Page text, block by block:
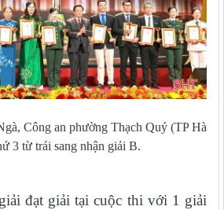
Công an phường Thạch Quý (TP Hà
3 từ trái sang nhận giải B.
đạt giải tại cuộc thi với 1 giải